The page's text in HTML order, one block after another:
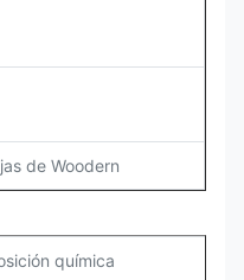
de Woodern
química